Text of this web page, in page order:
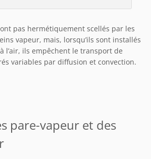
pas hermétiquement scellés par les
vapeur, mais, lorsqu’ils sont installés
l’air, ils empêchent le transport de
variables par diffusion et convection.
pare-vapeur et des